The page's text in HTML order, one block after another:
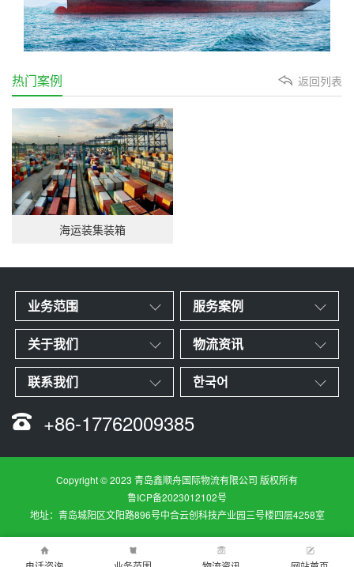
返回列表
热门案例
海运装集装箱
业务范围 服务案例
关于我们 物流资讯
联系我们 한국어
+86-17762009385
Copyright © 2023 青岛鑫顺舟国际物流有限公司 版权所有
鲁ICP备2023012102号
地址：青岛城阳区文阳路896号中合云创科技产业园三号楼四层4258室